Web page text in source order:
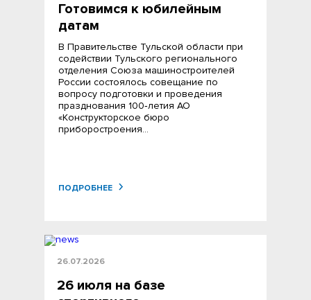
Готовимся к юбилейным
датам
В Правительстве Тульской области при
содействии Тульского регионального
отделения Союза машиностроителей
России состоялось совещание по
вопросу подготовки и проведения
празднования 100‑летия АО
«Конструкторское бюро
приборостроения…
ПОДРОБНЕЕ
26.07.2026
26 июля на базе